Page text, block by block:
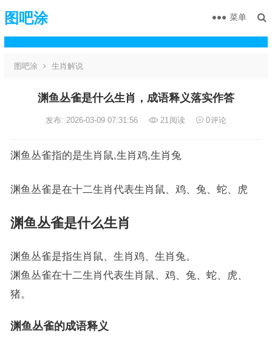
图吧涂 菜单
图吧涂 生肖解说
渊鱼丛雀是什么生肖，成语释义落实作答
发布: 2026-03-09 07:31:56 21阅读 0评论
渊鱼丛雀指的是生肖鼠,生肖鸡,生肖兔
渊鱼丛雀是在十二生肖代表生肖鼠、鸡、兔、蛇、虎
渊鱼丛雀是什么生肖
渊鱼丛雀是指生肖鼠、生肖鸡、生肖兔。
渊鱼丛雀在十二生肖代表生肖鼠、鸡、兔、蛇、虎、
猪。
渊鱼丛雀的成语释义